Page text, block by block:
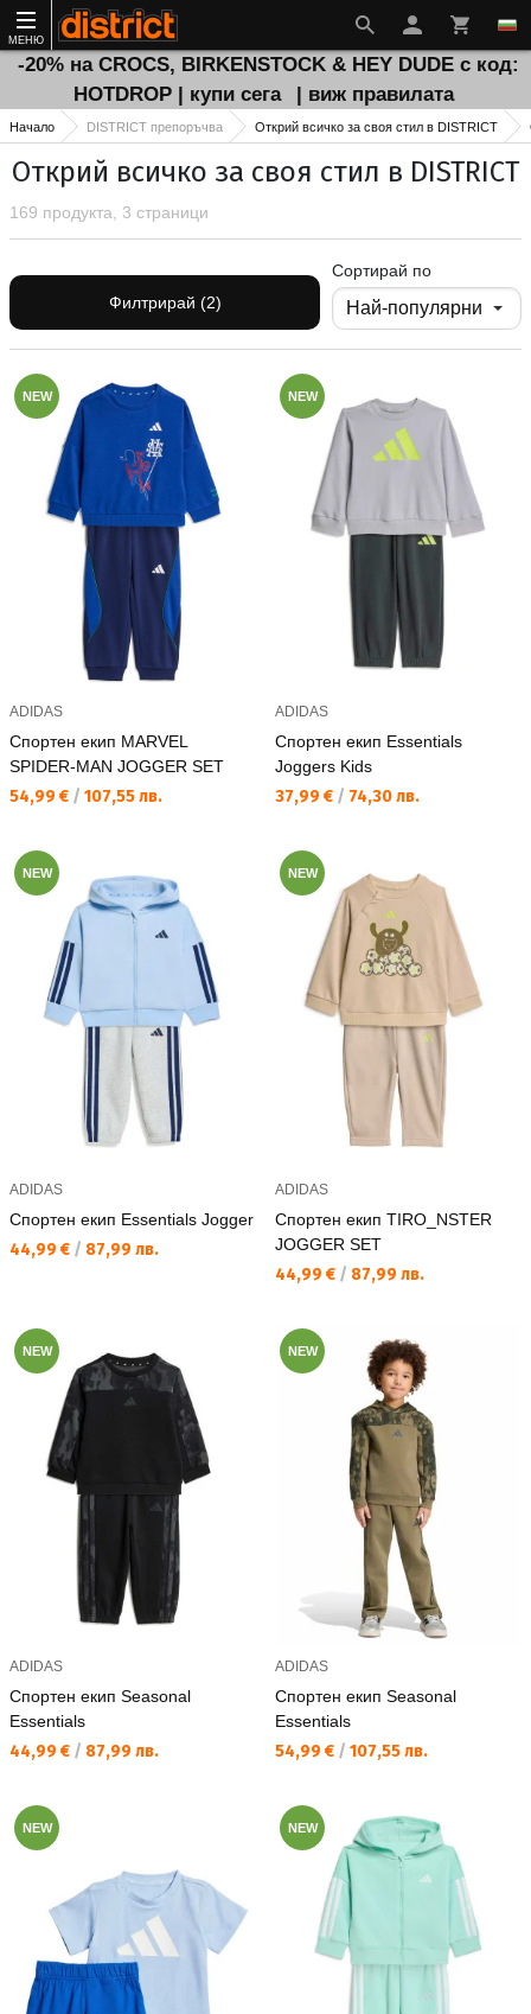
МЕНЮ
-20% на CROCS, BIRKENSTOCK & HEY DUDE с код:
HOTDROP | купи сега
| виж правилата
Начало DISTRICT препоръчва Открий всичко за своя стил в DISTRICT
Открий всичко за своя стил в DISTRICT
169 продукта, 3 страници
Филтрирай (2)
Сортирай по
NEW
ADIDAS
Спортен екип MARVEL
SPIDER-MAN JOGGER SET
Текуща цена:
54,99 € / 107,55 лв.
NEW
ADIDAS
Спортен екип Essentials
Joggers Kids
Текуща цена:
37,99 € / 74,30 лв.
NEW
ADIDAS
Спортен екип Essentials Jogger
Текуща цена:
44,99 € / 87,99 лв.
NEW
ADIDAS
Спортен екип TIRO_NSTER
JOGGER SET
Текуща цена:
44,99 € / 87,99 лв.
NEW
ADIDAS
Спортен екип Seasonal
Essentials
Текуща цена:
44,99 € / 87,99 лв.
NEW
ADIDAS
Спортен екип Seasonal
Essentials
Текуща цена:
54,99 € / 107,55 лв.
NEW NEW